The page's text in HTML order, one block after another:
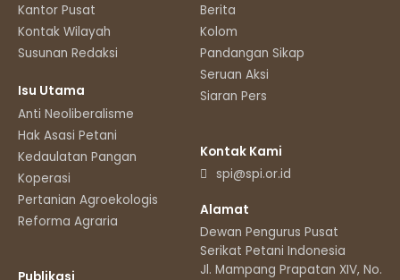
Kantor Pusat
Kontak Wilayah
Susunan Redaksi
Isu Utama
Anti Neoliberalisme
Hak Asasi Petani
Kedaulatan Pangan
Koperasi
Pertanian Agroekologis
Reforma Agraria
Berita
Kolom
Pandangan Sikap
Seruan Aksi
Siaran Pers
Kontak Kami
spi@spi.or.id
Alamat
Dewan Pengurus Pusat
Serikat Petani Indonesia
Jl. Mampang Prapatan XIV, No.11